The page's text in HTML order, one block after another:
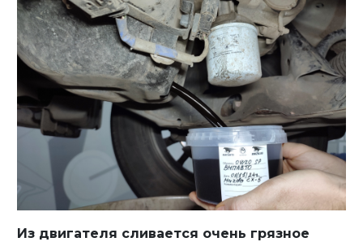
Из двигателя сливается очень грязное